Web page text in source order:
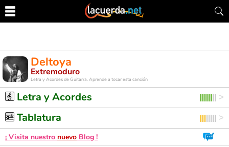
Deltoya
Extremoduro
Letra y Acordes de Guitarra. Aprende a tocar esta canción
Letra y Acordes
Tablatura
¡ Visita nuestro nuevo Blog !